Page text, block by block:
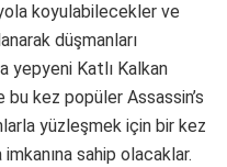
koyulabilecekler ve
düşmanları
yepyeni Katlı Kalkan
kez popüler Assassin’s
yüzleşmek için bir kez
sahip olacaklar.